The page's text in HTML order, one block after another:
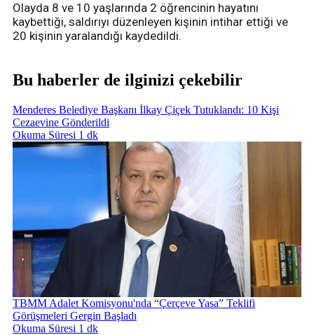
Olayda 8 ve 10 yaşlarında 2 öğrencinin hayatını
kaybettiği, saldırıyı düzenleyen kişinin intihar ettiği ve
20 kişinin yaralandığı kaydedildi.
Bu haberler de ilginizi çekebilir
Menderes Belediye Başkanı İlkay Çiçek Tutuklandı: 10 Kişi
Cezaevine Gönderildi
Okuma Süresi 1 dk
TBMM Adalet Komisyonu'nda “Çerçeve Yasa” Teklifi
Görüşmeleri Gergin Başladı
Okuma Süresi 1 dk